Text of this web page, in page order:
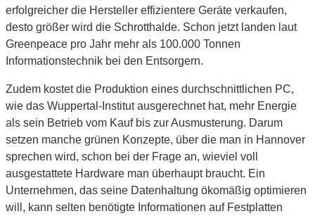
erfolgreicher die Hersteller effizientere Geräte verkaufen,
desto größer wird die Schrotthalde. Schon jetzt landen laut
Greenpeace pro Jahr mehr als 100.000 Tonnen
Informationstechnik bei den Entsorgern.
Zudem kostet die Produktion eines durchschnittlichen PC,
wie das Wuppertal-Institut ausgerechnet hat, mehr Energie
als sein Betrieb vom Kauf bis zur Ausmusterung. Darum
setzen manche grünen Konzepte, über die man in Hannover
sprechen wird, schon bei der Frage an, wieviel voll
ausgestattete Hardware man überhaupt braucht. Ein
Unternehmen, das seine Datenhaltung ökomäßig optimieren
will, kann selten benötigte Informationen auf Festplatten